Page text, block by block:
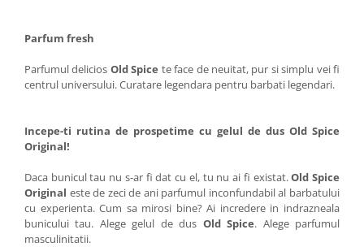
Parfum fresh
Parfumul delicios Old Spice te face de neuitat, pur si simplu vei fi
centrul universului. Curatare legendara pentru barbati legendari.
Incepe-ti rutina de prospetime cu gelul de dus Old Spice
Original!
Daca bunicul tau nu s-ar fi dat cu el, tu nu ai fi existat.Old Spice
Original este de zeci de ani parfumul inconfundabil al barbatului
cu experienta. Cum sa mirosi bine? Ai incredere in indrazneala
bunicului tau. Alege gelul de dus Old Spice. Alege parfumul
masculinitatii.